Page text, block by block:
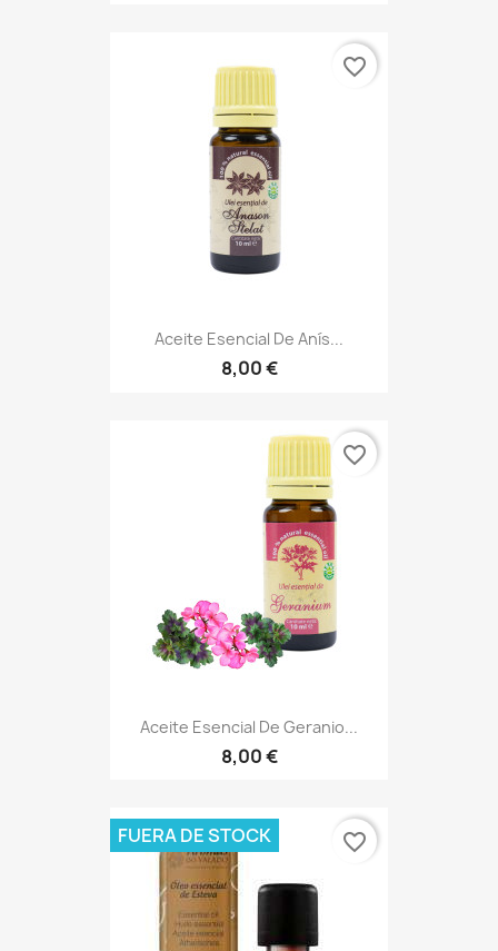
Aceite Esencial De Anís...
8,00 €
favorite_border
Aceite Esencial De Geranio...
8,00 €
favorite_border
FUERA DE STOCK favorite_border